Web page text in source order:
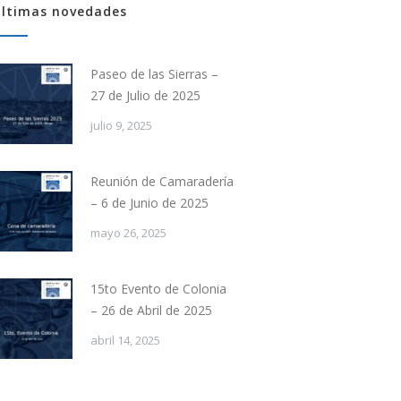
novedades
Paseo de las Sierras –
27 de Julio de 2025
julio 9, 2025
Reunión de Camaradería
– 6 de Junio de 2025
mayo 26, 2025
15to Evento de Colonia
– 26 de Abril de 2025
abril 14, 2025